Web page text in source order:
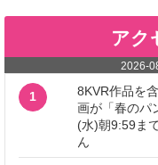
アク
2026-
1
8KVR作品を
画が「春のパ
(水)朝9:59ま
ん